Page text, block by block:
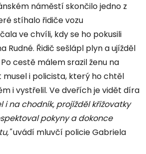
náměstí skončilo jedno z
stíhalo řidiče vozu
ve chvíli, kdy se ho pokusili
Rudné. Řidič sešlápl plyn a ujížděl
cestě málem srazil ženu na
musel i policista, který ho chtěl
i vystřelil. Ve dveřích je vidět díra
i na chodník, projížděl křižovatky
pokyny a dokonce
uvádí mluvčí policie Gabriela